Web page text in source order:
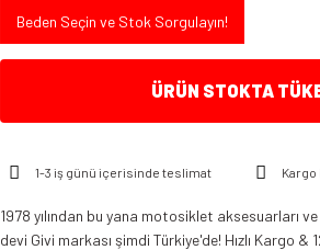
Beden Seçin ve Stok Sorgulayın!
ÜRÜN STOKTA
1-3 iş günü içerisinde teslimat Kargo
1978 yılından bu yana motosiklet aksesuarları
devi Givi markası şimdi Türkiye'de! Hızlı Kargo &